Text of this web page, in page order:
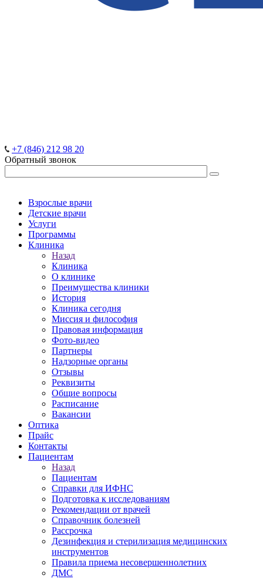
+7 (846) 212 98 20
Обратный звонок
Взрослые врачи
Детские врачи
Услуги
Программы
Клиника
Назад
Клиника
О клинике
Преимущества клиники
История
Клиника сегодня
Миссия и философия
Правовая информация
Фото-видео
Партнеры
Надзорные органы
Отзывы
Реквизиты
Общие вопросы
Расписание
Вакансии
Оптика
Прайс
Контакты
Пациентам
Назад
Пациентам
Справки для ИФНС
Подготовка к исследованиям
Рекомендации от врачей
Справочник болезней
Рассрочка
Дезинфекция и стерилизация медицинских
инструментов
Правила приема несовершеннолетних
ДМС